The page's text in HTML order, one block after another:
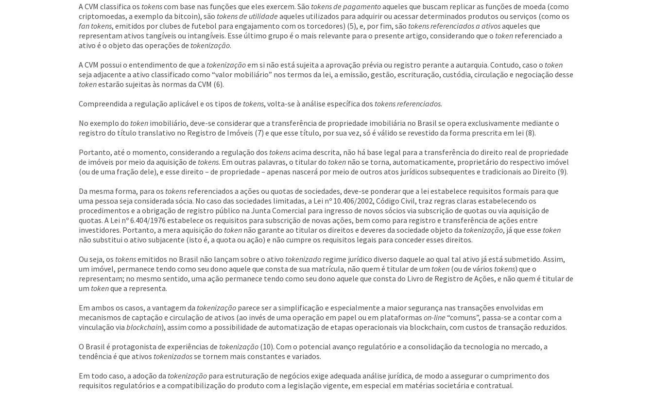
A CVM classifica os tokenscom base nas funções que eles exercem. São tokens de pagamentoaqueles que buscam replicar as funções de moeda (como
criptomoedas, a exemplo da bitcoin), são tokens de utilidade aqueles utilizados para adquirir ou acessar determinados produtos ou serviços (como os
fan tokens, emitidos por clubes de futebol para engajamento com os torcedores) (5), e, por fim, são tokens referenciados a ativosaqueles que
representam ativos tangíveis ou intangíveis. Esse último grupo é o mais relevante para o presente artigo, considerando que o token referenciado a
ativo é o objeto das operações de tokenização.
A CVM possui o entendimento de que a tokenizaçãoem si não está sujeita a aprovação prévia ou registro perante a autarquia. Contudo, caso o token
seja adjacente a ativo classificado como “valor mobiliário” nos termos da lei, a emissão, gestão, escrituração, custódia, circulação e negociação desse
tokenestarão sujeitas às normas da CVM (6).
Compreendida a regulação aplicável e os tipos de tokens, volta-se à análise específica dos tokensreferenciados.
No exemplo do token imobiliário, deve-se considerar que a transferência de propriedade imobiliária no Brasil se opera exclusivamente mediante o
registro do título translativo no Registro de Imóveis (7) e que esse título, por sua vez, só é válido se revestido da forma prescrita em lei (8).
Portanto, até o momento, considerando a regulação dos tokensacima descrita, não há base legal para a transferência do direito real de propriedade
de imóveis por meio da aquisição de tokens. Em outras palavras, o titular do token não se torna, automaticamente, proprietário do respectivo imóvel
(ou de uma fração dele), e esse direito – de propriedade – apenas nascerá por meio de outros atos jurídicos subsequentes e tradicionais ao Direito (9).
Da mesma forma, para os tokens referenciados a ações ou quotas de sociedades, deve-se ponderar que a lei estabelece requisitos formais para que
uma pessoa seja considerada sócia. No caso das sociedades limitadas, a Lei nº 10.406/2002, Código Civil, traz regras claras estabelecendo os
procedimentos e a obrigação de registro público na Junta Comercial para ingresso de novos sócios via subscrição de quotas ou via aquisição de
quotas. A Lei nº 6.404/1976 estabelece os requisitos para subscrição de novas ações, bem como para registro e transferência de ações entre
investidores. Portanto, a mera aquisição do token não garante ao titular os direitos e deveres da sociedade objeto da tokenização, já que esse token
não substitui o ativo subjacente (isto é, a quota ou ação) e não cumpre os requisitos legais para conceder esses direitos.
Ou seja, os tokensemitidos no Brasil não lançam sobre o ativo tokenizado regime jurídico diverso daquele ao qual tal ativo já está submetido. Assim,
um imóvel, permanece tendo como seu dono aquele que consta de sua matrícula, não quem é titular de um token (ou de vários tokens) que o
representam; no mesmo sentido, uma ação permanece tendo como seu dono aquele que consta do Livro de Registro de Ações, e não quem é titular de
um tokenque a representa.
Em ambos os casos, a vantagem da tokenização parece ser a simplificação e especialmente a maior segurança nas transações envolvidas em
mecanismos de captação e circulação de ativos (ao invés de uma operação em papel ou em plataformas on-line “comuns”, passa-se a contar com a
vinculação via blockchain), assim como a possibilidade de automatização de etapas operacionais via blockchain, com custos de transação reduzidos.
O Brasil é protagonista de experiências de tokenização (10). Com o potencial avanço regulatório e a consolidação da tecnologia no mercado, a
tendência é que ativos tokenizadosse tornem mais constantes e variados.
Em todo caso, a adoção da tokenização para estruturação de negócios exige adequada análise jurídica, de modo a assegurar o cumprimento dos
requisitos regulatórios e a compatibilização do produto com a legislação vigente, em especial em matérias societária e contratual.